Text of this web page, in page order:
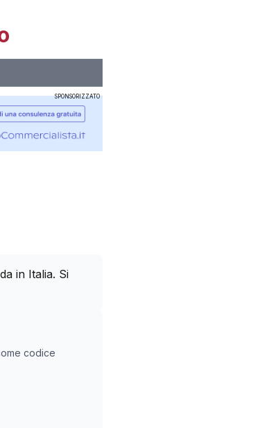
SPONSORIZZATO
in Italia. Si
codice